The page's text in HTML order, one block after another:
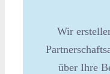
Wir
über Ihre